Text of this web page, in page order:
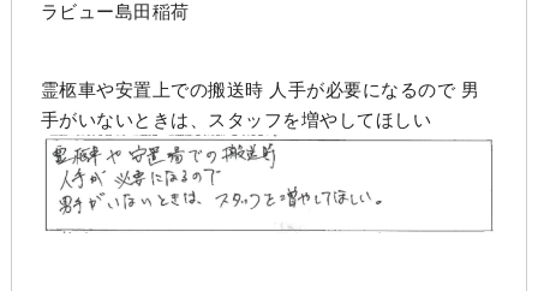
ラビュー島田稲荷
霊柩車や安置上での搬送時 人手が必要になるので 男
手がいないときは、スタッフを増やしてほしい